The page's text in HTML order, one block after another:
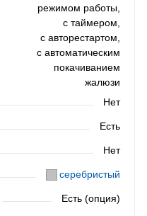
режимом работы,
с таймером,
с авторестартом,
с автоматическим
покачиванием
жалюзи
Нет
Есть
Нет
серебристый
Есть (опция)